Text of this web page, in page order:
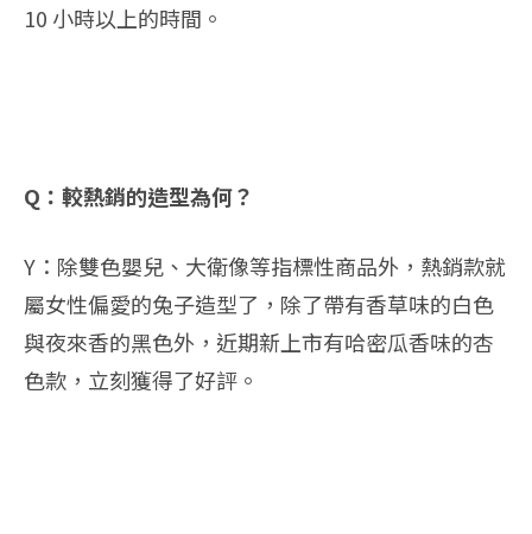
10 小時以上的時間。
Q：較熱銷的造型為何？
Y：除雙色嬰兒、大衛像等指標性商品外，熱銷款就
屬女性偏愛的兔子造型了，除了帶有香草味的白色
與夜來香的黑色外，近期新上市有哈密瓜香味的杏
色款，立刻獲得了好評。